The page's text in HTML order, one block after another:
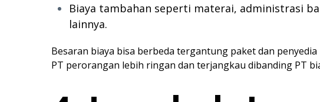
Biaya tambahan seperti materai, administrasi
lainnya.
Besaran biaya bisa berbeda tergantung paket dan
PT perorangan lebih ringan dan terjangkau dibanding PT